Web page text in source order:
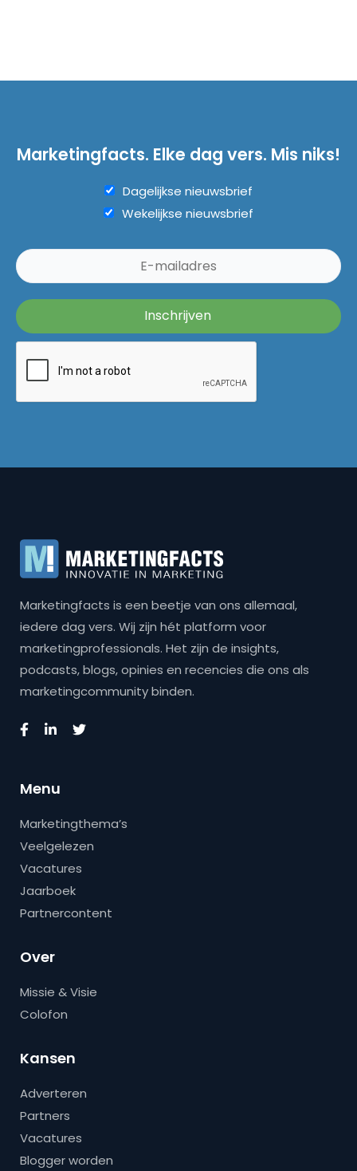
Marketingfacts. Elke dag vers. Mis niks!
Dagelijkse nieuwsbrief
Wekelijkse nieuwsbrief
Marketingfacts is een beetje van ons allemaal,
iedere dag vers. Wij zijn hét platform voor
marketingprofessionals. Het zijn de insights,
podcasts, blogs, opinies en recencies die ons als
marketingcommunity binden.
Menu
Marketingthema’s
Veelgelezen
Vacatures
Jaarboek
Partnercontent
Over
Missie & Visie
Colofon
Kansen
Adverteren
Partners
Vacatures
Blogger worden